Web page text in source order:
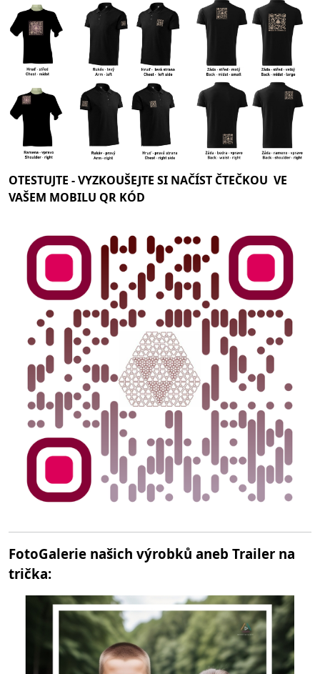
OTESTUJTE -VYZKOUŠEJTE SI NAČÍST ČTEČKOU VE
VAŠEM MOBILU QR KÓD
FotoGalerie našich výrobků aneb Trailer na
trička: